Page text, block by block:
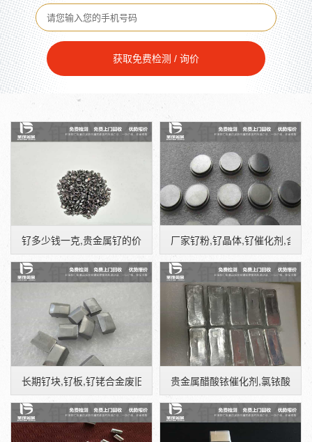
获取免费检测 / 询价
钌多少钱一克,贵金属钌的价格,钌单晶体回收厂家钌粉,钌晶体,钌催化剂,含钌
长期钌块,钌板,钌铑合金废旧高价上门回收,鼎锋贵金属
贵金属醋酸铱催化剂,氯铱酸,铱